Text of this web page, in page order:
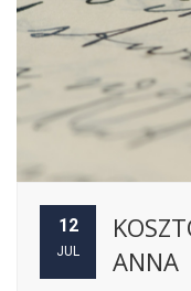
12
JUL
ANNA